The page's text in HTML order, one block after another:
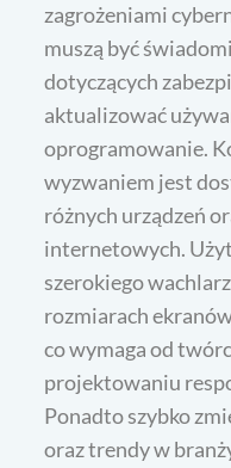
zagrożeniami
muszą być
dotyczących
aktualizować
oprogramowanie.
wyzwaniem jest
różnych urządzeń
internetowych.
szerokiego
rozmiarach
co wymaga od
projektowaniu
Ponadto szybko
oraz trendy w